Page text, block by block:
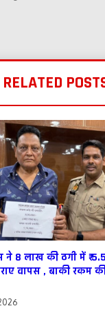
RELATED
ने 8 लाख की ठगी में ₹
वापस , बाकी रकम